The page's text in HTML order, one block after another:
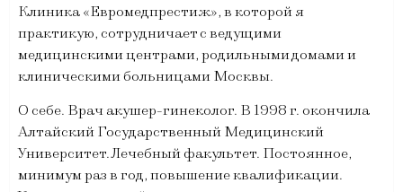
Клиника «Евромедпрестиж», в которой я
практикую, сотрудничает с ведущими
медицинскими центрами, родильными домами и
клиническими больницами Москвы.
О себе. Врач акушер-гинеколог. В 1998 г. окончила
Алтайский Государственный Медицинский
Университет. Лечебный факультет. Постоянное,
минимум раз в год, повышение квалификации.